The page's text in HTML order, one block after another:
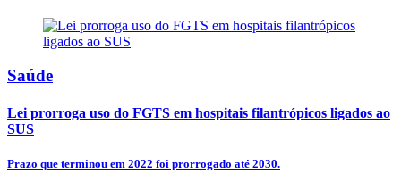
Saúde
Lei prorroga uso do FGTS em hospitais filantrópicos ligados ao
SUS
Prazo que terminou em 2022 foi prorrogado até 2030.